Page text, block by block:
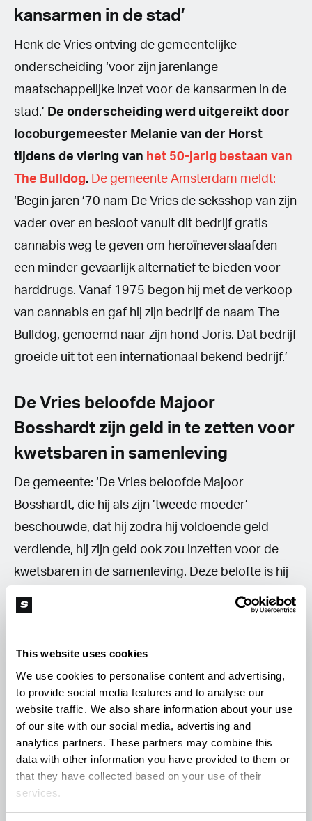
This website uses cookies
We use cookies to personalise content and advertising,
to provide social media features and to analyse our
website traffic. We also share information about your use
of our site with our social media, advertising and
analytics partners. These partners may combine this
data with other information you have provided to them or
that they have collected based on your use of their
services.
kansarmen in de stad’
Henk de Vries ontving de gemeentelijke
onderscheiding ‘voor zijn jarenlange
maatschappelijke inzet voor de kansarmen in de
stad.’ De onderscheiding werd uitgereikt door
locoburgemeester Melanie van der Horst
tijdens de viering van het 50-jarig bestaan van
The Bulldog. De gemeente Amsterdam meldt:
‘Begin jaren ’70 nam De Vries de seksshop van zijn
vader over en besloot vanuit dit bedrijf gratis
cannabis weg te geven om heroïneverslaafden
een minder gevaarlijk alternatief te bieden voor
harddrugs. Vanaf 1975 begon hij met de verkoop
van cannabis en gaf hij zijn bedrijf de naam The
Bulldog, genoemd naar zijn hond Joris. Dat bedrijf
groeide uit tot een internationaal bekend bedrijf.’
De Vries beloofde Majoor
Bosshardt zijn geld in te zetten voor
kwetsbaren in samenleving
De gemeente: ‘De Vries beloofde Majoor
Bosshardt, die hij als zijn ’tweede moeder’
beschouwde, dat hij zodra hij voldoende geld
verdiende, hij zijn geld ook zou inzetten voor de
kwetsbaren in de samenleving. Deze belofte is hij
nagekomen.
De Vries begon met het schenken
van kleding aan het Leger des Heils. Die steun
kookavonden en feestelijke boodschappen die
worden uitgedeeld tijdens Pasen en Kerstmis.
Ook ondersteunt hij kerstdiners voor dak- en
thuislozen in de Koepelkerk. Voor zijn jarenlange
inzet voor kwetsbare inwoners van de stad
ontvangt hij de Andreaspenning.’Het is natuurlijk
een welverdiende prijs voor Henk de Vries, die